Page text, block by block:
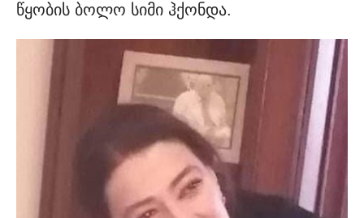
წყობის ბოლო სიმი ჰქონდა.